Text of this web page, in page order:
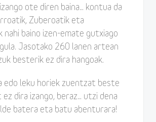
ote diren baina… kontua da
Zuberoatik eta
nahi baino izen-emate gutxiago
Jasotako 260 lanen artean
besterik ez dira hangoak.
edo leku horiek zuentzat beste
dira izango, beraz… utzi dena
batera eta batu abenturara!